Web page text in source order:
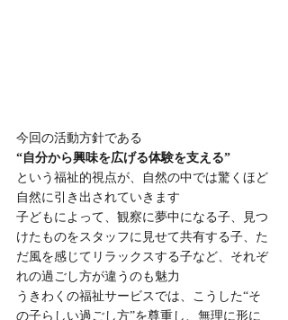
今回の活動方針である
“自分から興味を広げる体験を支える”
という福祉的視点が、自然の中では驚くほど
自然に引き出されていきます
子どもによって、観察に夢中になる子、見つ
けたものをスタッフに見せて共有する子、た
だ風を感じてリラックスする子など、それぞ
れの過ごし方が違うのも魅力
うきわくの福祉サービスでは、こうした“そ
の子らしい過ごし方”を尊重し、無理に形に